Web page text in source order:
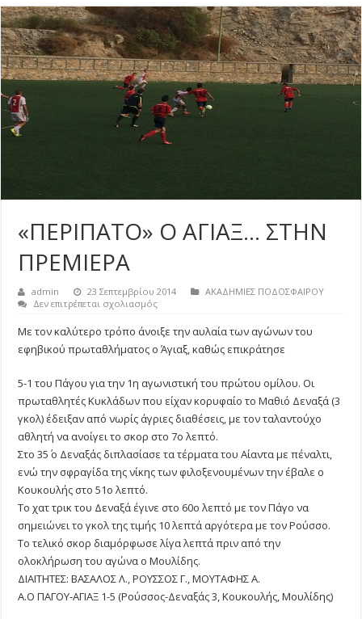
«ΠΕΡΙΠΑΤΟ» Ο ΑΓΙΑΞ… ΣΤΗΝ
ΠΡΕΜΙΕΡΑ
admin 23 Σεπτεμβρίου 2014
ΑΚΑΔΗΜΙΕΣ ΠΟΔΟΣΦΑΙΡΟΥ
Δεν επιτρέπεται σχολιασμόςστο
Ο
ΑΓΙΑΞ…
ΣΤΗΝ
Με τον καλύτερο τρόπο άνοιξε την αυλαία των αγώνων του
εφηβικού πρωταθλήματος ο Άγιαξ, καθώς επικράτησε
5-1 του Πάγου για την 1η αγωνιστική του πρώτου ομίλου. Οι
πρωταθλητές Κυκλάδων που είχαν κορυφαίο το Μαθιό Δεναξά (3
γκολ) έδειξαν από νωρίς άγριες διαθέσεις, με τον ταλαντούχο
αθλητή να ανοίγει το σκορ στο 7ο λεπτό.
Στο 35΄ ο Δεναξάς διπλασίασε τα τέρματα του Αίαντα με πέναλτι,
ενώ την σφραγίδα της νίκης των φιλοξενουμένων την έβαλε ο
Κουκουλής στο 51ο λεπτό.
Το χατ τρικ του Δεναξά έγινε στο 60ο λεπτό με τον Πάγο να
σημειώνει το γκολ της τιμής 10 λεπτά αργότερα με τον Ρούσσο.
Το τελικό σκορ διαμόρφωσε λίγα λεπτά πριν από την
ολοκλήρωση του αγώνα ο Μουλίδης.
ΔΙΑΙΤΗΤΕΣ: ΒΑΣΑΛΟΣ Λ., ΡΟΥΣΣΟΣ Γ., ΜΟΥΤΑΦΗΣ Α.
Α.Ο ΠΑΓΟΥ-ΑΓΙΑΞ 1-5 (Ρούσσος-Δεναξάς 3, Κουκουλής, Μουλίδης)